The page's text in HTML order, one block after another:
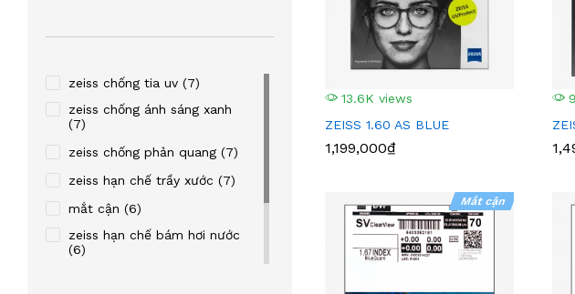
zeiss chống tia uv (7)
zeiss chống ánh sáng xanh
(7)
zeiss chống phản quang (7)
zeiss hạn chế trầy xước (7)
mắt cận (6)
zeiss hạn chế bám hơi nước
(6)
13.6K views
ZEISS 1.60 AS BLUE
1,199,000₫
Mắt cận